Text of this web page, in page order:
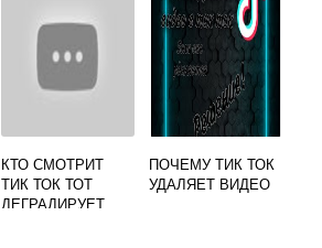
КТО СМОТРИТ
ТИК ТОК ТОТ
ДЕГРАДИРУЕТ
ПОЧЕМУ ТИК ТОК
УДАЛЯЕТ ВИДЕО